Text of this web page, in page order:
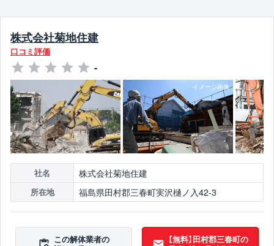
株式会社菊地住建
口コミ評価
-
社名 株式会社菊地住建
所在地 福島県田村郡三春町実沢樋ノ入42-3
この解体業者の
【無料】田村郡三春町の